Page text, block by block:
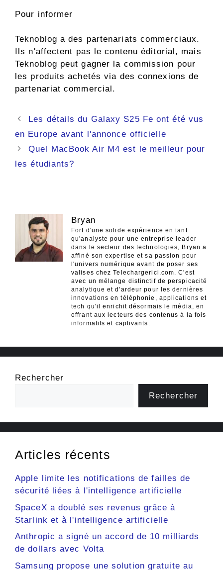
Pour informer
Teknoblog a des partenariats commerciaux.
Ils n'affectent pas le contenu éditorial, mais
Teknoblog peut gagner la commission pour
les produits achetés via des connexions de
partenariat commercial.
Navigation
des
Les détails du Galaxy S25 Fe ont été vus
en Europe avant l'annonce officielle
Quel MacBook Air M4 est le meilleur pour
les étudiants?
Bryan
Fort d'une solide expérience en tant
qu'analyste pour une entreprise leader
dans le secteur des technologies, Bryan a
affiné son expertise et sa passion pour
l'univers numérique avant de poser ses
valises chez Telechargerici.com. C'est
avec un mélange distinctif de perspicacité
analytique et d'ardeur pour les dernières
innovations en téléphonie, applications et
tech qu'il enrichit désormais le média, en
offrant aux lecteurs des contenus à la fois
informatifs et captivants.
Rechercher
Rechercher
Articles récents
Apple limite les notifications de failles de
sécurité liées à l'intelligence artificielle
SpaceX a doublé ses revenus grâce à
Starlink et à l'intelligence artificielle
Anthropic a signé un accord de 10 milliards
de dollars avec Volta
Samsung propose une solution gratuite au